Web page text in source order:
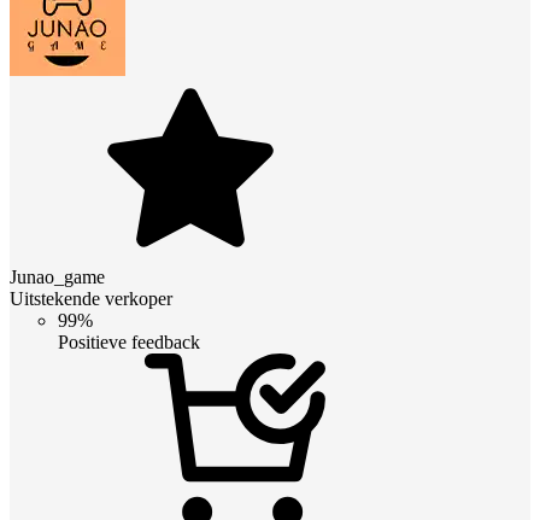
Junao_game
Uitstekende verkoper
99%
Positieve feedback